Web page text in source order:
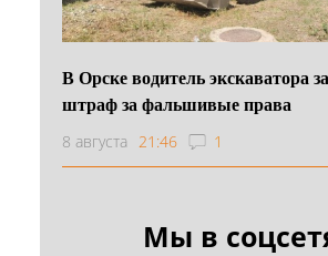
В Орске водитель экскаватора
штраф за фальшивые права
8 августа 21:46 1
Мы в